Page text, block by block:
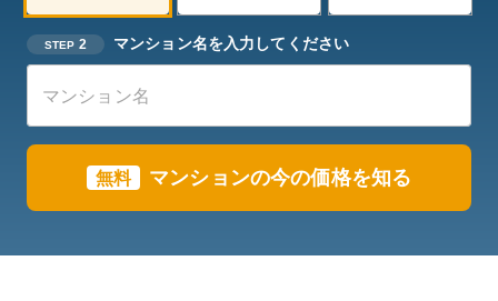
STEP 2 マンション名を入力してください
無料 マンションの今の価格を知る